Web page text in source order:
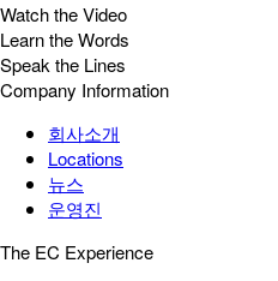
Watch the Video
Learn the Words
Speak the Lines
Company Information
회사소개
Locations
뉴스
운영진
The EC Experience